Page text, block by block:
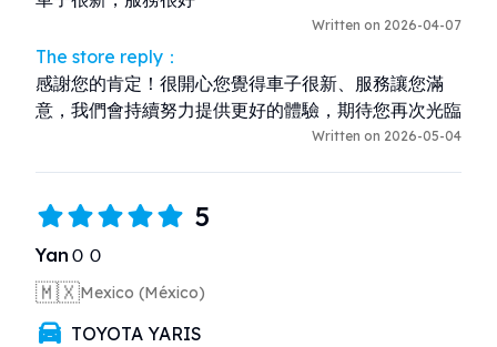
Written on 2026-04-07
The store reply：
感謝您的肯定！很開心您覺得車子很新、服務讓您滿
意，我們會持續努力提供更好的體驗，期待您再次光臨
Written on 2026-05-04
5
YanＯＯ
🇲🇽Mexico (México)
TOYOTA YARIS